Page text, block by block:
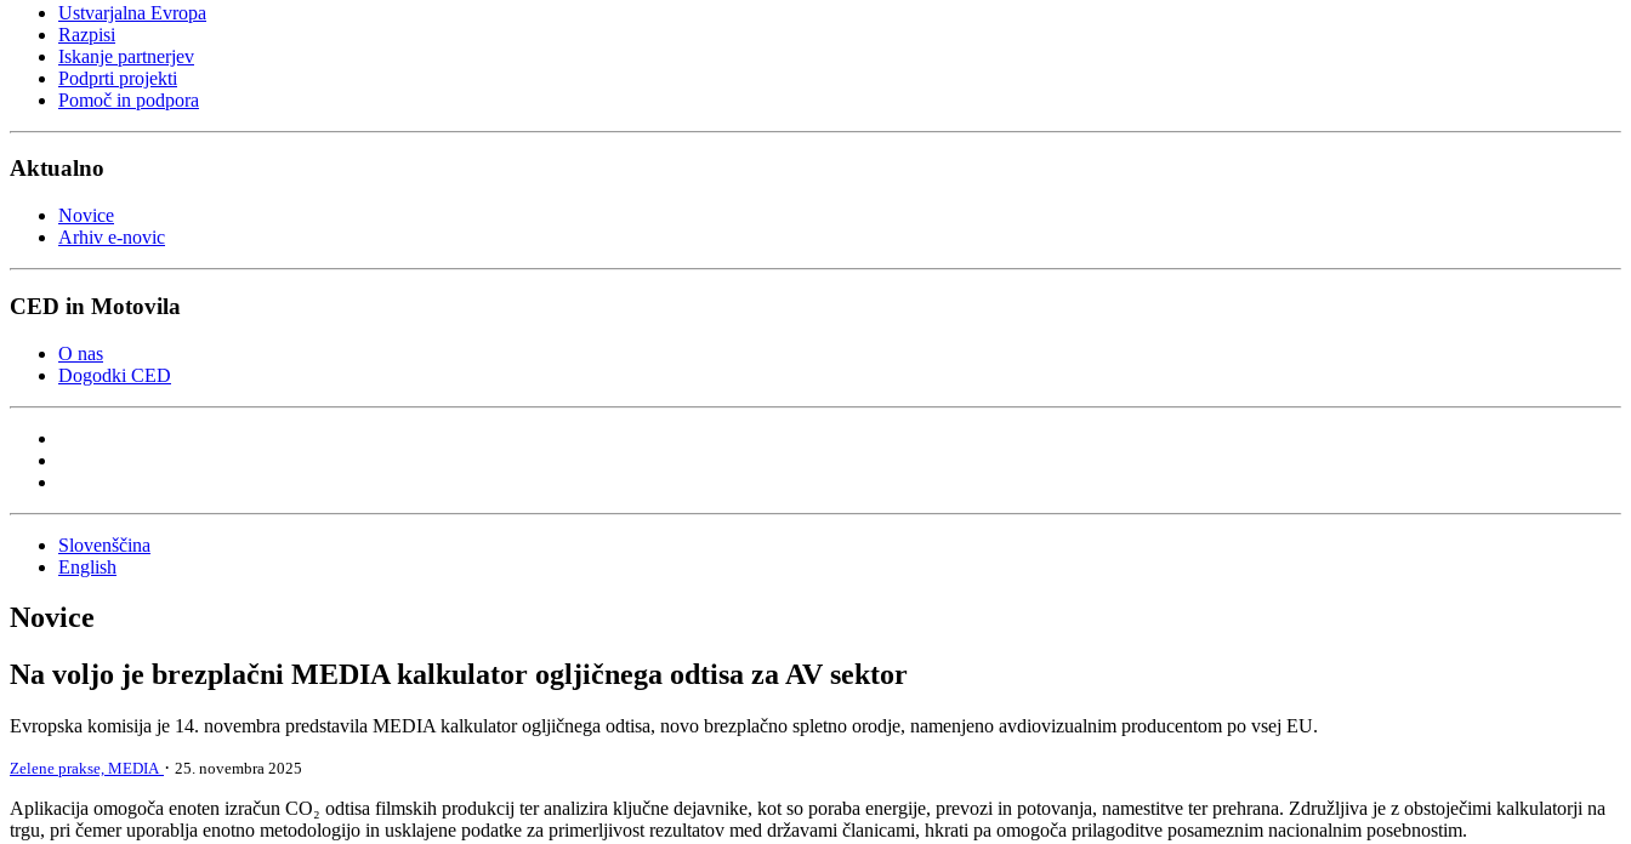
Ustvarjalna Evropa
Razpisi
Iskanje partnerjev
Podprti projekti
Pomoč in podpora
Aktualno
Novice
Arhiv e-novic
CED in Motovila
O nas
Dogodki CED
Slovenščina
English
Novice
Na voljo je brezplačni MEDIA kalkulator ogljičnega odtisa za AV sektor
Evropska komisija je 14. novembra predstavila MEDIA kalkulator ogljičnega odtisa, novo brezplačno spletno orodje, namenjeno avdiovizualnim producentom po vsej EU.
Zelene prakse, MEDIA · 25. novembra 2025
Aplikacija omogoča enoten izračun CO₂ odtisa filmskih produkcij ter analizira ključne dejavnike, kot so poraba energije, prevozi in potovanja, namestitve ter prehrana. Združljiva je z obstoječimi kalkulatorji na
trgu, pri čemer uporablja enotno metodologijo in usklajene podatke za primerljivost rezultatov med državami članicami, hkrati pa omogoča prilagoditve posameznim nacionalnim posebnostim.